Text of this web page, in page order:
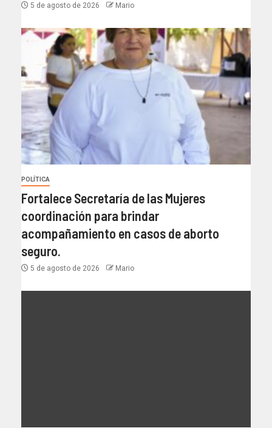
5 de agosto de 2026 Mario
POLÍTICA
Fortalece Secretaría de las Mujeres
coordinación para brindar
acompañamiento en casos de aborto
seguro.
5 de agosto de 2026 Mario